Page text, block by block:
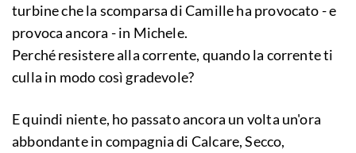
turbine che la scomparsa di Camille ha provocato - e
provoca ancora - in Michele.
Perché resistere alla corrente, quando la corrente ti
culla in modo così gradevole?
E quindi niente, ho passato ancora un volta un'ora
abbondante in compagnia di Calcare, Secco,